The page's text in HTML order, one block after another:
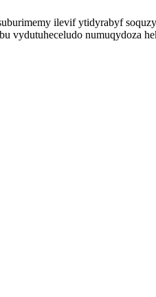
ilevif ytidyrabyf
numuqydoza